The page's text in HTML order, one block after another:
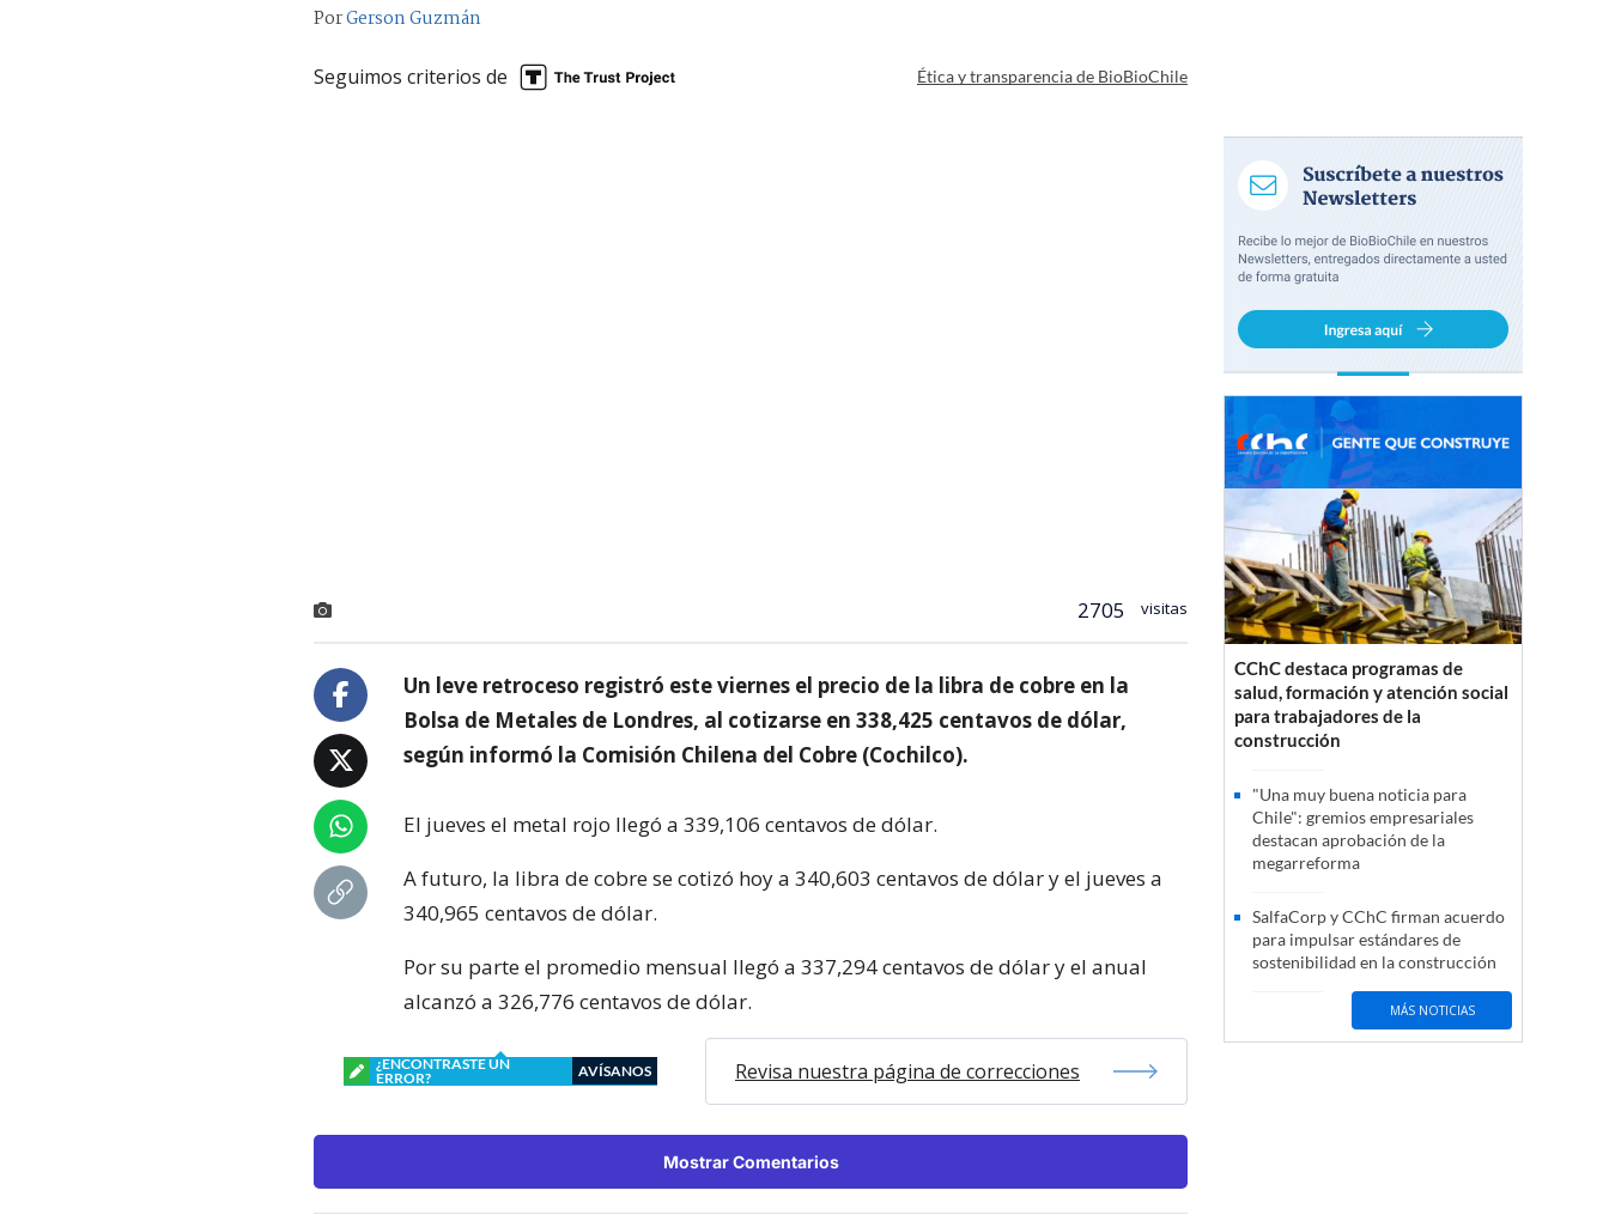
PorGerson Guzmán
Seguimos criterios de Ética y transparencia de BioBioChile
2705 visitas
Un leve retroceso registró este viernes el precio de la libra de cobre en la
Bolsa de Metales de Londres, al cotizarse en 338,425 centavos de dólar,
según informó la Comisión Chilena del Cobre (Cochilco).
El jueves el metal rojo llegó a 339,106 centavos de dólar.
A futuro, la libra de cobre se cotizó hoy a 340,603 centavos de dólar y el jueves a
340,965 centavos de dólar.
Por su parte el promedio mensual llegó a 337,294 centavos de dólar y el anual
alcanzó a 326,776 centavos de dólar.
¿ENCONTRASTE UN
ERROR?
AVÍSANOS Revisa nuestra página de correcciones
Mostrar Comentarios
CChC destaca programas de
salud, formación y atención social
para trabajadores de la
construcción
"Una muy buena noticia para
Chile": gremios empresariales
destacan aprobación de la
megarreforma
SalfaCorp y CChC firman acuerdo
para impulsar estándares de
sostenibilidad en la construcción
MÁS NOTICIAS